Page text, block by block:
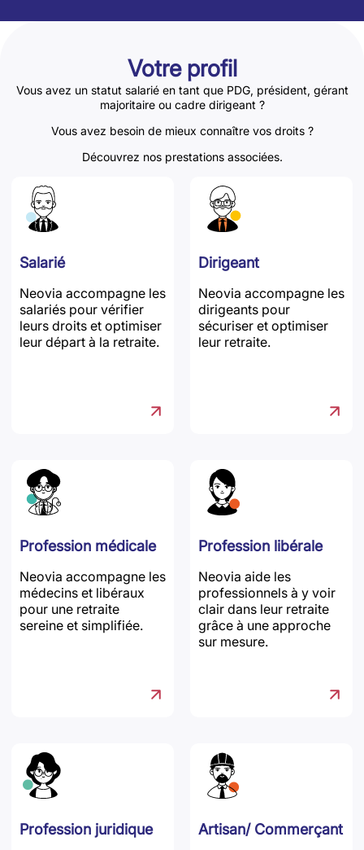
Votre profil
Vous avez un statut salarié en tant que PDG, président, gérant
majoritaire ou cadre dirigeant ?
Vous avez besoin de mieux connaître vos droits ?
Découvrez nos prestations associées.
Salarié
Neovia accompagne les
salariés pour vérifier
leurs droits et optimiser
leur départ à la retraite.
Dirigeant
Neovia accompagne les
dirigeants pour
sécuriser et optimiser
leur retraite.
Profession médicale
Neovia accompagne les
médecins et libéraux
pour une retraite
sereine et simplifiée.
Profession libérale
Neovia aide les
professionnels à y voir
clair dans leur retraite
grâce à une approche
sur mesure.
Profession juridique Artisan/ Commerçant